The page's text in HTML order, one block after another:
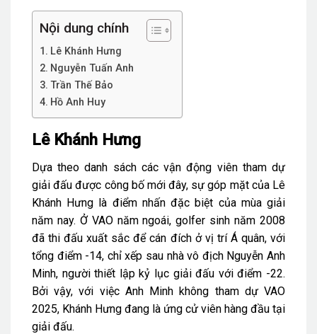
Nội dung chính
Lê Khánh Hưng
Nguyễn Tuấn Anh
Trần Thế Bảo
Hồ Anh Huy
Lê Khánh Hưng
Dựa theo danh sách các vận động viên tham dự
giải đấu được công bố mới đây, sự góp mặt của Lê
Khánh Hưng là điểm nhấn đặc biệt của mùa giải
năm nay. Ở VAO năm ngoái, golfer sinh năm 2008
đã thi đấu xuất sắc để cán đích ở vị trí Á quân, với
tổng điểm -14, chỉ xếp sau nhà vô địch Nguyễn Anh
Minh, người thiết lập kỷ lục giải đấu với điểm -22.
Bởi vậy, với việc Anh Minh không tham dự VAO
2025, Khánh Hưng đang là ứng cử viên hàng đầu tại
giải đấu.